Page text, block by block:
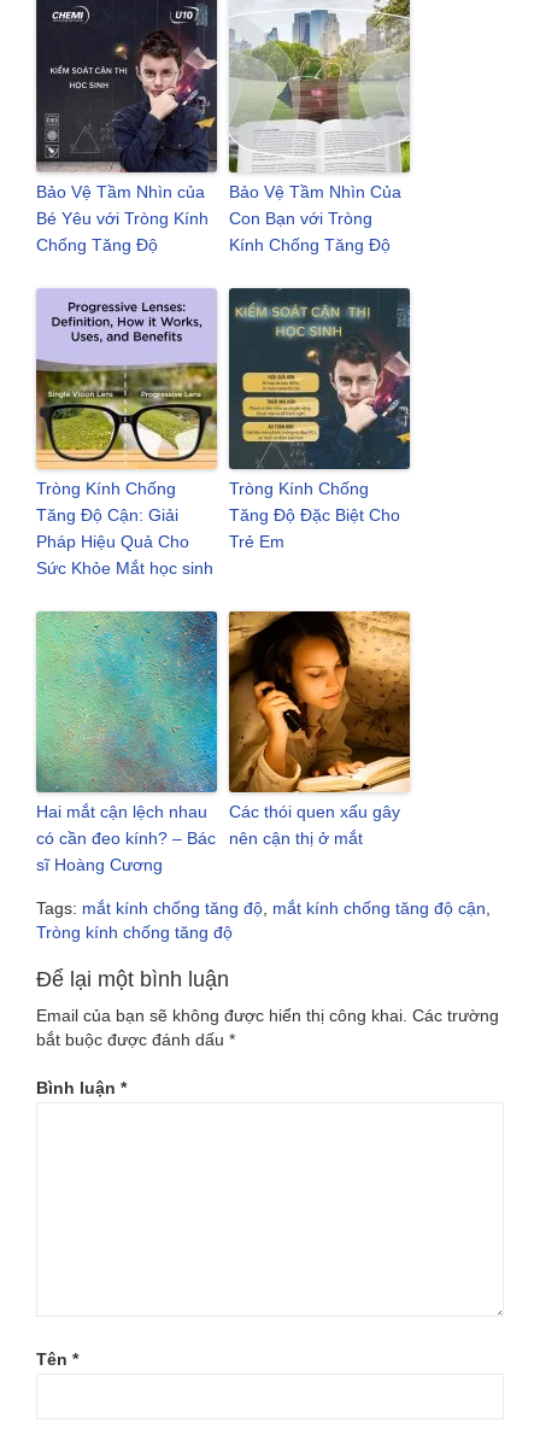
Bảo Vệ Tầm Nhìn của
Bé Yêu với Tròng Kính
Chống Tăng Độ
Bảo Vệ Tầm Nhìn Của
Con Bạn với Tròng
Kính Chống Tăng Độ
Tròng Kính Chống
Tăng Độ Cận: Giải
Pháp Hiệu Quả Cho
Sức Khỏe Mắt học sinh
Tròng Kính Chống
Tăng Độ Đặc Biệt Cho
Trẻ Em
Hai mắt cận lệch nhau
có cần đeo kính? – Bác
sĩ Hoàng Cương
Các thói quen xấu gây
nên cận thị ở mắt
Tags: mắt kính chống tăng độ mắt kính chống tăng độ cận
Tròng kính chống tăng độ
Để lại một bình luận
Email của bạn sẽ không được hiển thị công khai. Các trường
bắt buộc được đánh dấu *
Bình luận *
Tên *